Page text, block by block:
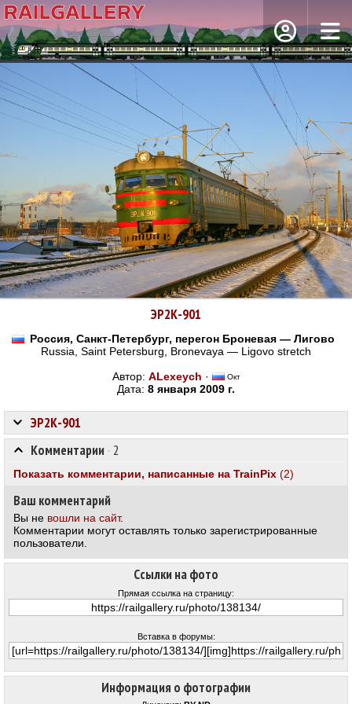
ЭР2К-901
Россия, Санкт-Петербург, перегон Броневая — Лигово
Russia, Saint Petersburg, Bronevaya — Ligovo stretch
Автор: ALexeych · Окт
Дата: 8 января 2009 г.
Информация о фотографии
Ссылки на фото
Прямая ссылка на страницу:
Вставка в форумы:
ЭР2К-901
Комментарии · 2
Показать комментарии, написанные на TrainPix (2)
Ваш комментарий
Вы не вошли на сайт.
Комментарии могут оставлять только зарегистрированные
пользователи.